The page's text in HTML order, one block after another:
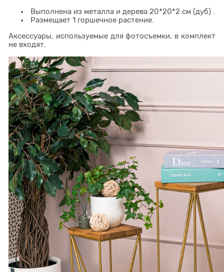
Выполнена из металла и дерева 20*20*2 см (дуб) .
Размещает 1 горшечное растение.
Аксессуары, используемые для фотосъемки, в комплект
не входят.